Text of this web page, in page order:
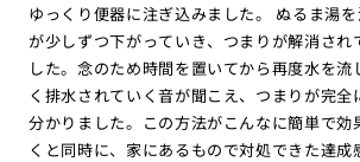
ゆっくり便器に注ぎ込みました。 ぬるま湯
が少しずつ下がっていき、つまりが解消され
した。念のため時間を置いてから再度水を流
く排水されていく音が聞こえ、つまりが完全
分かりました。この方法がこんなに簡単で効
くと同時に、家にあるもので対処できた達成